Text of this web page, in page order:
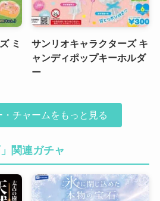
ミ
サンリオキャラクターズ キ
ャンディポップキーホルダ
ー
チャームをもっと見る
関連ガチャ